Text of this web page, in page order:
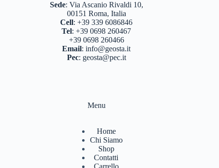
Sede: Via Ascanio Rivaldi 10,
00151 Roma, Italia
Cell:+39 339 6086846
Tel:+39 0698 260467
+39 0698 260466
Email:info@geosta.it
Pec: geosta@pec.it
Menu
Home
Chi Siamo
Shop
Contatti